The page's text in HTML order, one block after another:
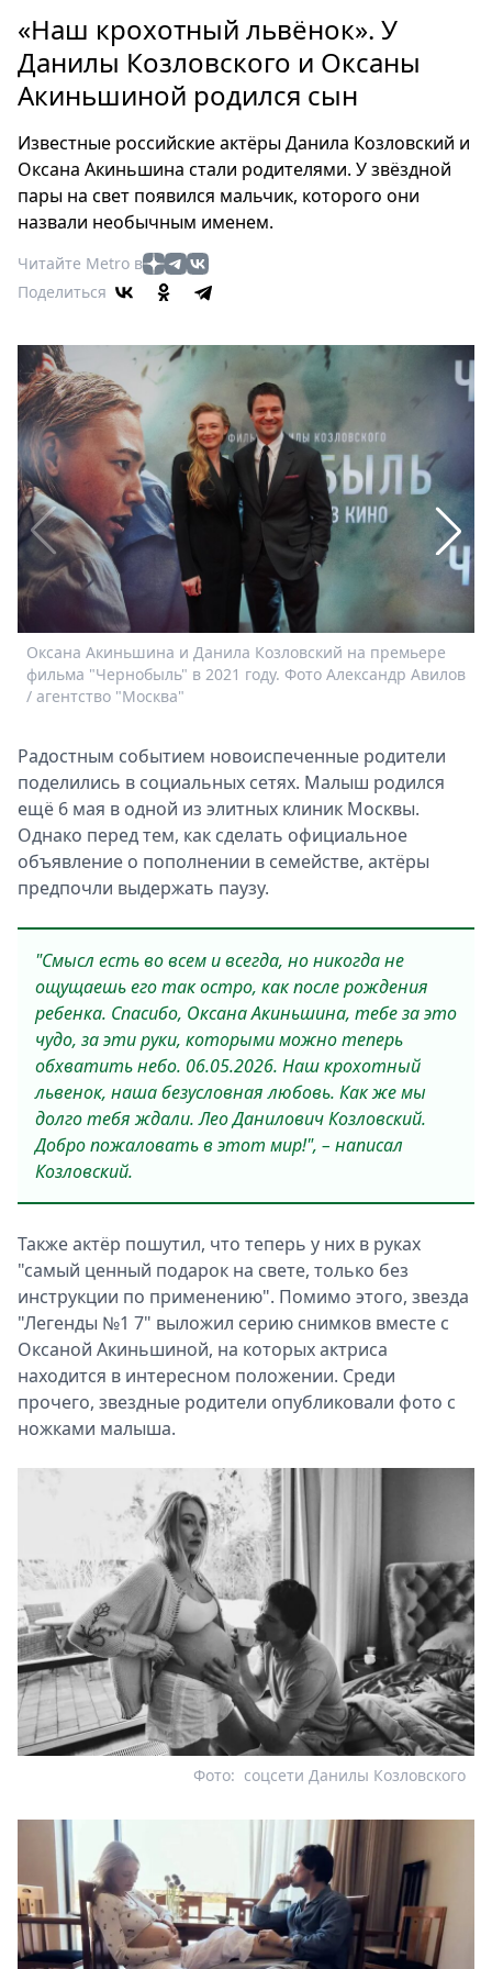
Россия
Мир
Здоровье
Туризм
Мода
Театр
Кино
Афиша
Книги
Выставки
Пресс-
релизы
О
Metro
Стримы
Спецпроекты
Звезды
Выборы
2026
Скачай
Metro
«Наш крохотный львёнок». У
Данилы Козловского и Оксаны
Акиньшиной родился сын
Известные российские актёры Данила Козловский и
Оксана Акиньшина стали родителями. У звёздной
пары на свет появился мальчик, которого они
назвали необычным именем.
Читайте Metro в
Поделиться
Оксана Акиньшина и Данила Козловский на премьере
фильма "Чернобыль" в 2021 году. Фото Александр Авилов
/ агентство "Москва"
Радостным событием новоиспеченные родители
поделились в социальных сетях. Малыш родился
ещё 6 мая в одной из элитных клиник Москвы.
Однако перед тем, как сделать официальное
объявление о пополнении в семействе, актёры
предпочли выдержать паузу.
"Смысл есть во всем и всегда, но никогда не
ощущаешь его так остро, как после рождения
ребенка. Спасибо, Оксана Акиньшина, тебе за это
чудо, за эти руки, которыми можно теперь
обхватить небо. 06.05.2026. Наш крохотный
львенок, наша безусловная любовь. Как же мы
долго тебя ждали. Лео Данилович Козловский.
Добро пожаловать в этот мир!", – написал
Козловский.
Также актёр пошутил, что теперь у них в руках
"самый ценный подарок на свете, только без
инструкции по применению". Помимо этого, звезда
"Легенды №1 7" выложил серию снимков вместе с
Оксаной Акиньшиной, на которых актриса
находится в интересном положении. Среди
прочего, звездные родители опубликовали фото с
ножками малыша.
соцсети Данилы Козловского
Фото: